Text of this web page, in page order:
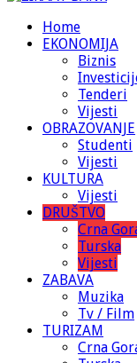
Home
EKONOMIJA
Biznis
Tenderi
Vijesti
OBRAZOVANJE
Studenti
Vijesti
KULTURA
Vijesti
DRUŠTVO
Crna
Turska
Vijesti
ZABAVA
Muzika
Tv / Film
TURIZAM
Crna